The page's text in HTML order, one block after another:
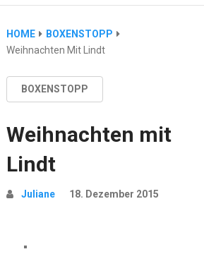
HOME
BOXENSTOPP
Weihnachten Mit Lindt
BOXENSTOPP
Weihnachten mit
Lindt
Juliane 18. Dezember 2015